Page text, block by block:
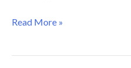
Read More »